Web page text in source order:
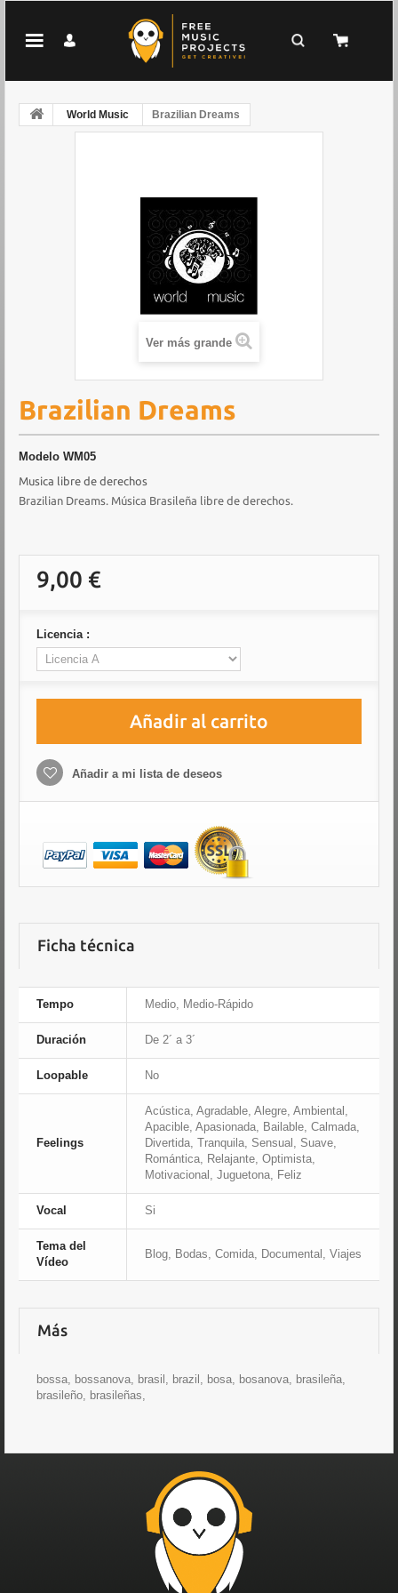
World Music Brazilian Dreams
Ver más grande
Brazilian Dreams
Modelo WM05
Musica libre de derechos
Brazilian Dreams. Música Brasileña libre de derechos.
9,00 €
Licencia :
Añadir al carrito
Añadir a mi lista de deseos
Ficha técnica
Tempo Medio, Medio-Rápido
Duración De 2´ a 3´
Loopable No
Feelings
Acústica, Agradable, Alegre, Ambiental,
Apacible, Apasionada, Bailable, Calmada,
Divertida, Tranquila, Sensual, Suave,
Romántica, Relajante, Optimista,
Motivacional, Juguetona, Feliz
Vocal Si
Tema del
Vídeo
Blog, Bodas, Comida, Documental, Viajes
Más
bossa, bossanova, brasil, brazil, bosa, bosanova, brasileña,
brasileño, brasileñas,